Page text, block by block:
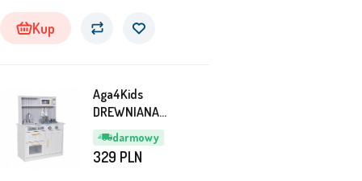
sumie trzy piętra, gdzie pierwsze i drugie piętro
łączy winda, a piętro drugie z trzecim łączą
Kup
darmowy
Aga4Kids
DREWNIANA
KUCHNIA DLA DZIECI
MR6158
329 PLN